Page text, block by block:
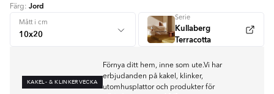
Färg: Jord
Mått i cm
Serie
Kullaberg
Terracotta
KAKEL- & KLINKERVECKA
Förnya ditt hem, inne som ute.Vi har
erbjudanden på kakel, klinker,
utomhusplattor och produkter för